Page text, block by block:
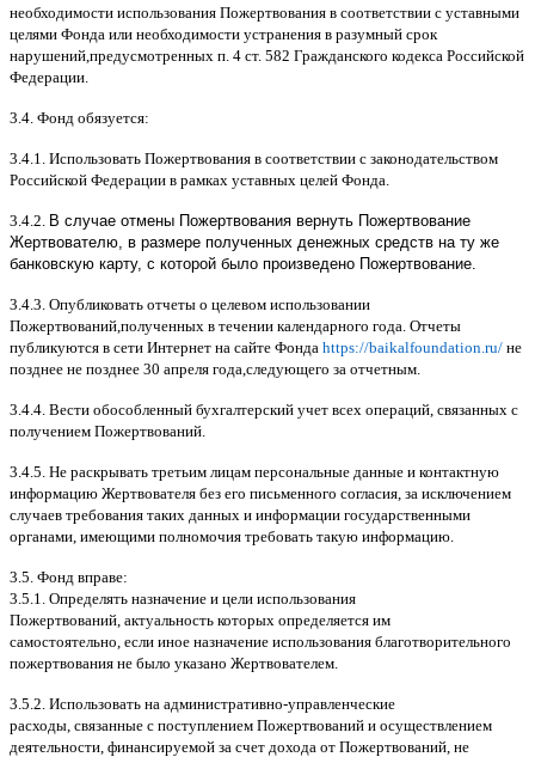
необходимости использования Пожертвования в соответствии с уставными
целями Фонда или необходимости устранения в разумный срок
нарушений предусмотренных п . 4 ст. 582 Гражданского кодекса Российской
Федерации
3.4. Фонд обязуется:
3.4.1. Использовать Пожертвования в соответствии с законодательством
Российской Федерации в рамках уставных целей Фонда
3.4.2. В случае отмены Пожертвования вернуть Пожертвование
Жертвователю, в размере полученных денежных средств на ту же
банковскую карту, с которой было произведено Пожертвование.
3.4.3. Опубликовать отчеты о целевом использовании
Пожертвований полученных в течении календарного года Отчеты
публикуются в сети Интернет на сайте Фонда https://baikalfoundation.ru/ не
позднее не позднее 30 апреля года следующего за отчетным
3.4.4. Вести обособленный бухгалтерский учет всех операций связанных с
получением Пожертвований
3.4.5. Не раскрывать третьим лицам персональные данные и контактную
информацию Жертвователя без его письменного согласия за исключением
случаев требования таких данных и информации государственными
органами имеющими полномочия требовать такую информацию
3.5. Фонд вправе:
3.5.1. Определять назначение и цели использования
Пожертвований актуальность которых определяется им
самостоятельно если иное назначение использования благотворительного
пожертвования не было указано Жертвователем
3.5.2. Использовать на административно-управленческие
расходы связанные с поступлением Пожертвований и осуществлением
деятельности финансируемой за счет дохода от Пожертвований не